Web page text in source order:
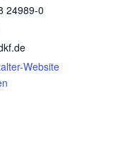
24989-0
Website